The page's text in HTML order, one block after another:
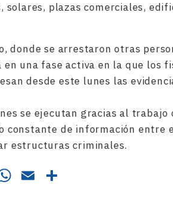
solares, plazas comerciales,
donde se arrestaron otras
una fase activa en la que los
desde este lunes las
se ejecutan gracias al
constante de información entre
estructuras criminales.
WhatsApp
Email